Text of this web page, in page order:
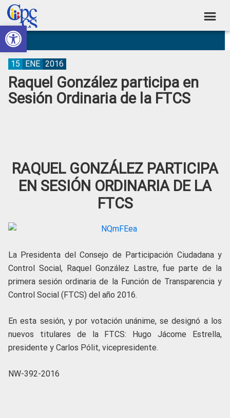
Abrir barra de herramientas
Skip
to
primary
navigation
Skip
to
main
content
Skip
to
primary
sidebar
Skip
to
footer
Consejo
de
Participación
Ciudadana
Construyendo
Poder
Ciudadano
Raquel González participa en
Sesión Ordinaria de la FTCS
15 ENE 2016
RAQUEL GONZÁLEZ PARTICIPA
EN SESIÓN ORDINARIA DE LA
FTCS
La Presidenta del Consejo de Participación Ciudadana y
Control Social, Raquel González Lastre, fue parte de la
primera sesión ordinaria de la Función de Transparencia y
Control Social (FTCS) del año 2016.
En esta sesión, y por votación unánime, se designó a los
nuevos titulares de la FTCS: Hugo Jácome Estrella,
presidente y Carlos Pólit, vicepresidente.
NW-392-2016